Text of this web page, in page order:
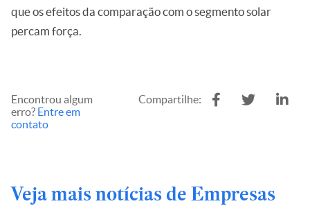
que os efeitos da comparação com o segmento solar
percam força.
Encontrou algum
erro? Entre em
contato
Compartilhe:
Veja mais notícias de Empresas